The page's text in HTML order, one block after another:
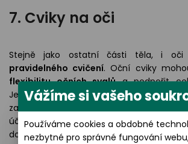
Cviky na oči
Stejně jako ostatní části těla, i
pravidelného cvičení. Oční cviky
flexibilitu očních svalůa podpořit
Jednoduché cviky na unavené oči,
zaostřování na blízké a vzdálené
účinné. Dobré je i očima „zakoulet“ do
dolů.
Vážíme si vašeho
Používáme cookies a obdobné
nezbytné pro správné fungování